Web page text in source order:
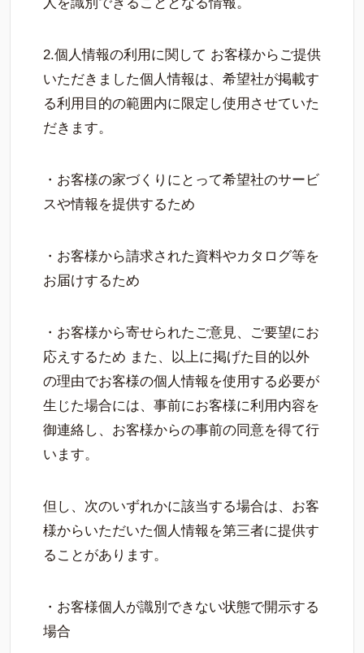
2.個人情報の利用に関して お客様からご提供
いただきました個人情報は、希望社が掲載す
る利用目的の範囲内に限定し使用させていた
だきます。
・お客様の家づくりにとって希望社のサービ
スや情報を提供するため
・お客様から請求された資料やカタログ等を
お届けするため
・お客様から寄せられたご意見、ご要望にお
応えするため また、以上に掲げた目的以外
の理由でお客様の個人情報を使用する必要が
生じた場合には、事前にお客様に利用内容を
御連絡し、お客様からの事前の同意を得て行
います。
但し、次のいずれかに該当する場合は、お客
様からいただいた個人情報を第三者に提供す
ることがあります。
・お客様個人が識別できない状態で開示する
場合